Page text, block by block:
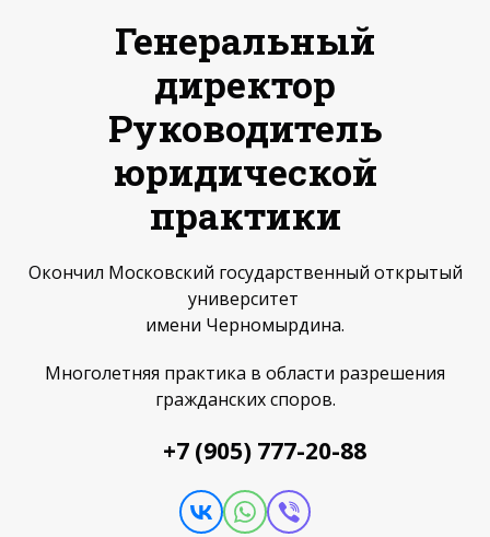
Генеральный
директор
Руководитель
юридической
практики
Окончил Московский государственный открытый
университет
имени Черномырдина.
Многолетняя практика в области разрешения
гражданских споров.
+7 (905) 777-20-88